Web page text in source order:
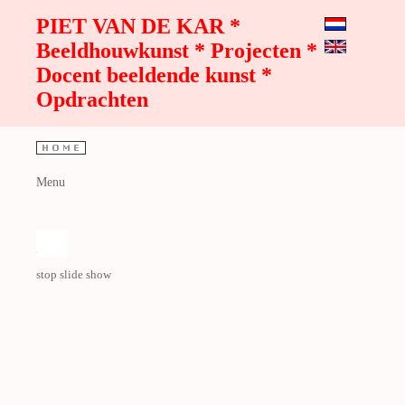
PIET VAN DE KAR *
Beeldhouwkunst * Projecten *
Docent beeldende kunst *
Opdrachten
Menu
stop slide show